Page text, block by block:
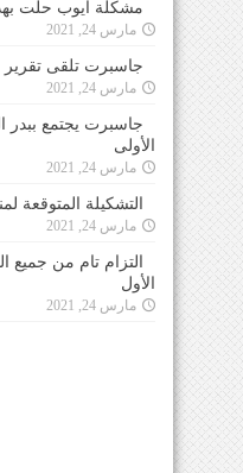
مشكلة ايوب حلت
مارس 24, 2021
جاسبرت تلقى
مارس 24, 2021
جاسبرت يجتمع ببدر
الأولى
مارس 24, 2021
التشكيلة المتوقعة
مارس 24, 2021
التزام تام من جميع
الأول
مارس 24, 2021